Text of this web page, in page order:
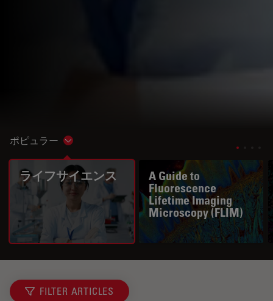
ポピュラー Show subnavigation
ライフサイエンス
A Guide to
Fluorescence
Lifetime Imaging
Microscopy (FLIM)
FILTER ARTICLES